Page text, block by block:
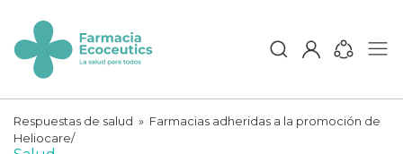
content
ecoceutics
Respuestas de salud » Farmacias adheridas a la promoción de
Heliocare/